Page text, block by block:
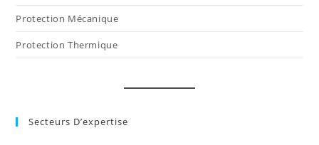
Protection Mécanique
Protection Thermique
Secteurs D’expertise